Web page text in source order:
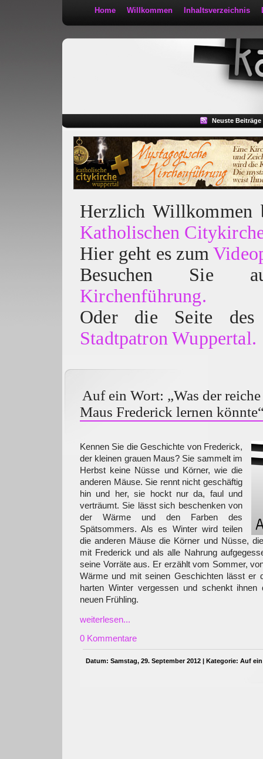
Home Willkommen Inhaltsverzeichnis
Neuste Beiträge
Herzlich
Katholischen
Hier geht es zum
Besuchen
Kirchenführung.
Oder die Seite des
Stadtpatron Wuppertal.
Auf ein Wort: „Was der
Maus Frederick lernen
Kennen Sie die Geschichte von Frederick,
der kleinen grauen Maus? Sie sammelt im
Herbst keine Nüsse und Körner, wie die
anderen Mäuse. Sie rennt nicht geschäftig
hin und her, sie hockt nur da, faul und
verträumt. Sie lässt sich beschenken von
der Wärme und den Farben des
Spätsommers. Als es Winter wird teilen
die anderen Mäuse die Körner und Nüsse,
mit Frederick und als alle Nahrung
seine Vorräte aus. Er erzählt vom Sommer,
Wärme und mit seinen Geschichten lässt er
harten Winter vergessen und schenkt ihnen
neuen Frühling.
weiterlesen...
0 Kommentare
Datum: Samstag, 29. September 2012 | Kategorie: Auf